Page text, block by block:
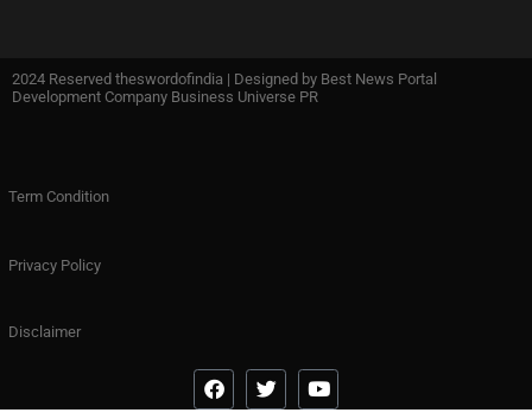
2024 Reserved theswordofindia | Designed by Best News Portal
Development Company Business Universe PR
Term Condition
Privacy Policy
Disclaimer